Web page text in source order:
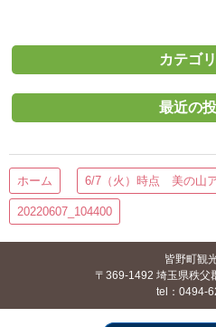
カテゴ
最近の
ホーム 6/7（火）時点 美の山
20220607_104400
皆野町観
〒369-1492 埼玉県秩父
tel：0494-